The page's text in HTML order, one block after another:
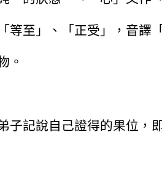
等至」、「正受」，音譯
。
子記說自己證得的果位，